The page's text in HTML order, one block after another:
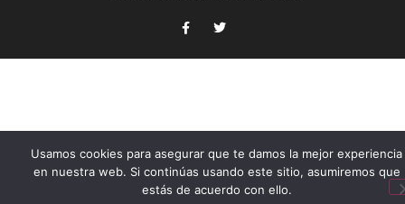
Usamos cookies para asegurar que te damos la mejor experiencia
en nuestra web. Si continúas usando este sitio, asumiremos que
estás de acuerdo con ello.